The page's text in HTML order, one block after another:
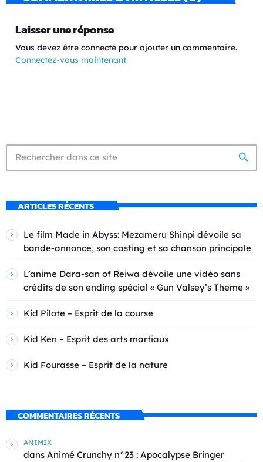
Laisser une réponse
Vous devez être connecté pour ajouter un commentaire.
Connectez-vous maintenant
search
ARTICLES RÉCENTS
Le film Made in Abyss: Mezameru Shinpi dévoile sa
bande-annonce, son casting et sa chanson principale
L’anime Dara-san of Reiwa dévoile une vidéo sans
crédits de son ending spécial « Gun Valsey’s Theme »
Kid Pilote – Esprit de la course
Kid Ken – Esprit des arts martiaux
Kid Fourasse – Esprit de la nature
COMMENTAIRES RÉCENTS
ANIMIX
dans Animé Crunchy n°23 : Apocalypse Bringer